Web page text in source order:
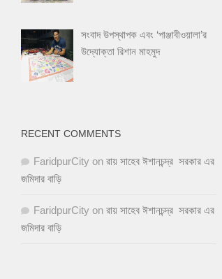
সংবাদ উপস্থাপক এবং ‘পাঞ্জাবীওয়ালা’র
উদ্যোক্তা রিশান মাহমুদ
RECENT COMMENTS
FaridpurCity on রায় সাহেব ঈশানচন্দ্র সরকার এর
জমিদার বাড়ি
FaridpurCity on রায় সাহেব ঈশানচন্দ্র সরকার এর
জমিদার বাড়ি